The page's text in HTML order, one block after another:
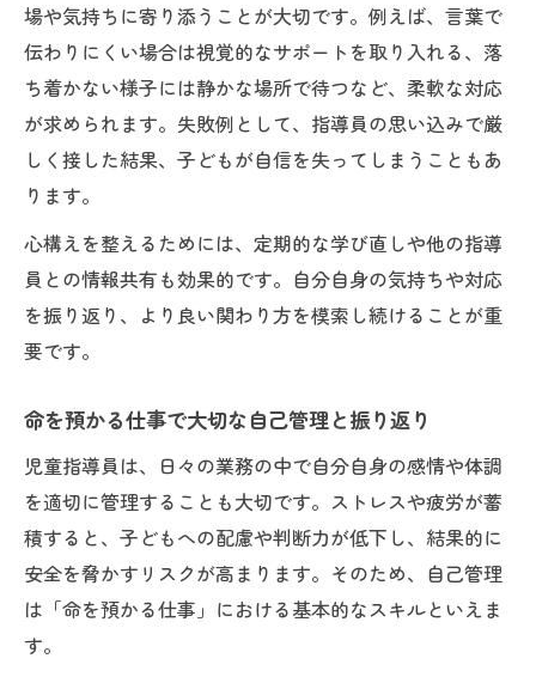
場や気持ちに寄り添うことが大切です。例えば、言葉で
伝わりにくい場合は視覚的なサポートを取り入れる、落
ち着かない様子には静かな場所で待つなど、柔軟な対応
が求められます。失敗例として、指導員の思い込みで厳
しく接した結果、子どもが自信を失ってしまうこともあ
ります。
心構えを整えるためには、定期的な学び直しや他の指導
員との情報共有も効果的です。自分自身の気持ちや対応
を振り返り、より良い関わり方を模索し続けることが重
要です。
命を預かる仕事で大切な自己管理と振り返り
児童指導員は、日々の業務の中で自分自身の感情や体調
を適切に管理することも大切です。ストレスや疲労が蓄
積すると、子どもへの配慮や判断力が低下し、結果的に
安全を脅かすリスクが高まります。そのため、自己管理
は「命を預かる仕事」における基本的なスキルといえま
す。